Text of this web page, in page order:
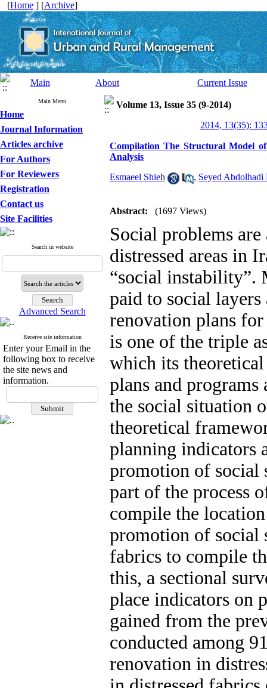
[Home ] [Archive]
Main About Current Issue
Main Menu
Home
Journal Information
Articles archive
For Authors
For Reviewers
Registration
Contact us
Site Facilities
Search in website
Advanced Search
Receive site information
Enter your Email in the
following box to receive
the site news and
information.
Volume 13, Issue 35 (9-2014)
2014, 13(35):
Compilation The Structural Model
Analysis
Esmaeel Shieh , Seyed Abdolhadi
Abstract: (1697 Views)
Social problems
distressed areas in
“social instability”.
paid to social layers
renovation plans
is one of the triple
which its
plans and
the social situation
theoretical
planning indicators
promotion of social
part of the process
compile the
promotion of social
fabrics to compile
this, a sectional
place indicators on
gained from the
conducted among
renovation in